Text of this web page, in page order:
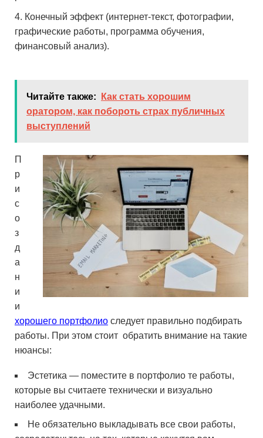
Конечный эффект (интернет-текст, фотографии,
графические работы, программа обучения,
финансовый анализ).
Читайте также:
Как стать хорошим
оратором, как побороть страх публичных
выступлений
П
р
и
с
о
з
д
а
н
и
и
хорошего портфолио следует правильно подбирать
работы. При этом стоит обратить внимание на такие
нюансы:
Эстетика — поместите в портфолио те работы,
которые вы считаете технически и визуально
наиболее удачными.
Не обязательно выкладывать все свои работы,